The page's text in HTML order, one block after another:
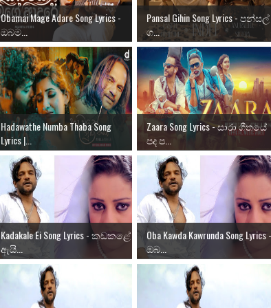
Obamai Mage Adare Song Lyrics -
ඔබම...
Pansal Gihin Song Lyrics - පන්සල්
ග...
Hadawathe Numba Thaba Song
Lyrics |...
Zaara Song Lyrics - සාරා ගීතයේ
පද ප...
Kadakale Ei Song Lyrics - කඩකළේ
ඇයි...
Oba Kawda Kawrunda Song Lyrics -
ඔබ...